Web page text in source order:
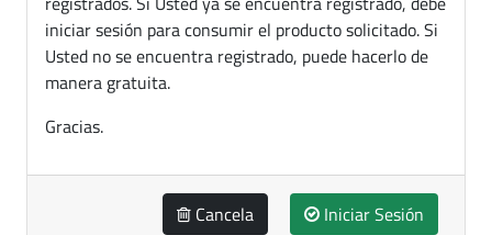
iniciar sesión para consumir el producto solicitado. Si
Usted no se encuentra registrado, puede hacerlo de
manera gratuita.
Gracias.
Cancela Iniciar Sesión